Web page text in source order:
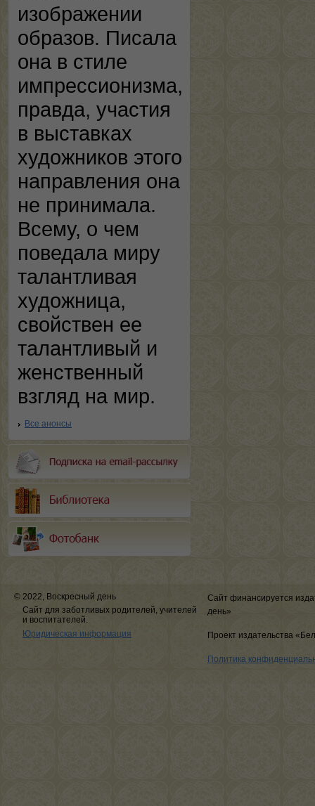
изображении
образов. Писала
она в стиле
импрессионизма,
правда, участия
в выставках
художников этого
направления она
не принимала.
Всему, о чем
поведала миру
талантливая
художница,
свойствен ее
талантливый и
женственный
взгляд на мир.
Все анонсы
© 2022, Воскресный день
Сайт для заботливых родителей, учителей
и воспитателей.
Юридическая информация
Сайт финансируется
день»
Проект издательства
Политика